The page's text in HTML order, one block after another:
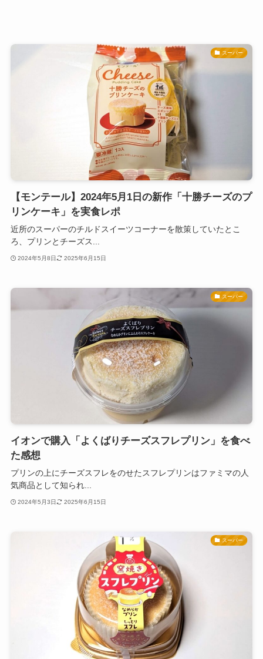
スーパー
【モンテール】2024年5月1日の新作「十勝チーズのプ
リンケーキ」を実食レポ
近所のスーパーのチルドスイーツコーナーを散策していたとこ
ろ、プリンとチーズス...
2024年5月8日 2025年6月15日
スーパー
イオンで購入「よくばりチーズスフレプリン」を食べ
た感想
プリンの上にチーズスフレをのせたスフレプリンはファミマの人
気商品として知られ...
2024年5月3日 2025年6月15日
スーパー